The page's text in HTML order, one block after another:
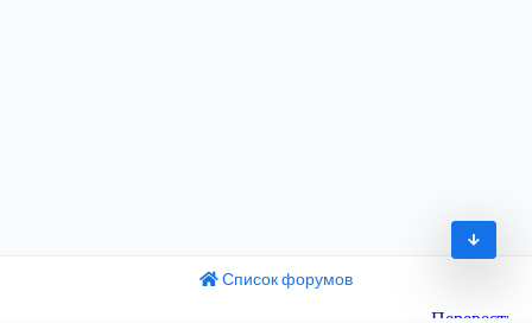
Список форумов